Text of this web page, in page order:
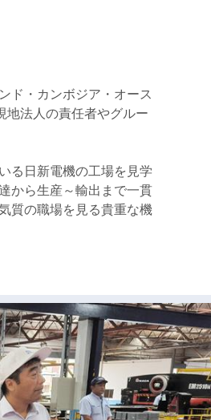
ド・カンボジア・オース
地法人の責任者やグルー
る日新電機の工場を見学
から生産～輸出まで一貫
質の職場を見る貴重な機